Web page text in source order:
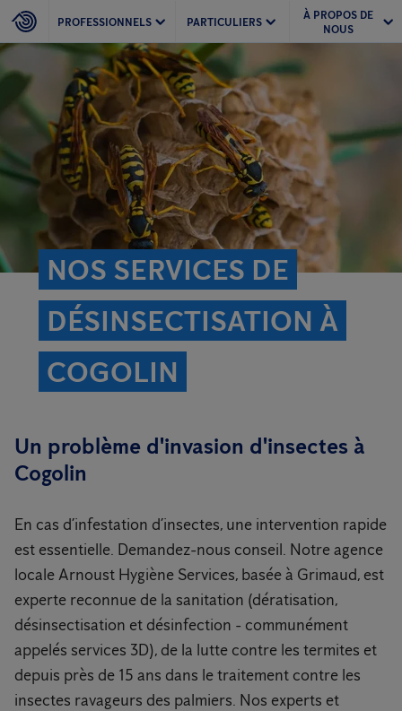
PROFESSIONNELS PARTICULIERS
À PROPOS DE
NOUS
NOS SERVICES DE
DÉSINSECTISATION À
COGOLIN
Un problème d'invasion d'insectes à
Cogolin
En cas d’infestation d’insectes, une intervention rapide
est essentielle. Demandez-nous conseil. Notre agence
locale Arnoust Hygiène Services, basée à Grimaud, est
experte reconnue de la sanitation (dératisation,
désinsectisation et désinfection - communément
appelés services 3D), de la lutte contre les termites et
depuis près de 15 ans dans le traitement contre les
insectes ravageurs des palmiers. Nos experts et